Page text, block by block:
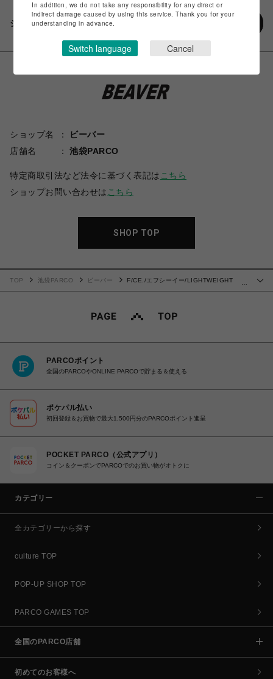
シェアする
ショップ名
ビーバー
店舗名
池袋PARCO
特定商取引法など法令に基づく表記は こちら
ショップお問い合わせは こちら
SHOP TOP
TOP 池袋PARCO ビーバー
F/CE./エフシーイー/LIGHTWEIGHT
PARCOポイント
全国のPARCOやONLINE PARCOで貯まる＆使える
ポケパル払い
初回登録＆お買物で最大1,500円分のPARCOポイント進呈
POCKET PARCO（公式アプリ）
コイン＆クーポンでPARCOでのお買い物がオトクに
カテゴリー
全カテゴリーから探す
culture TOP
POP-UP SHOP TOP
PARCO GAMES TOP
全国のPARCO店舗
初めてのお客様へ
In addition, we do not take any responsibility for any direct or
indirect damage caused by using this service. Thank you for your
understanding in advance.
Switch language Cancel